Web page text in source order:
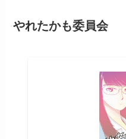
やれたかも委員会